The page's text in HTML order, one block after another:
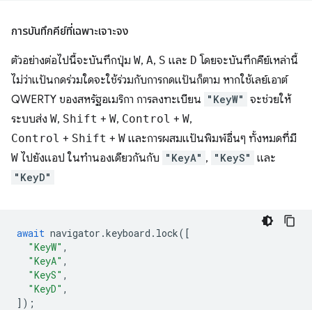
การบันทึกคีย์ที่เฉพาะเจาะจง
ตัวอย่างต่อไปนี้จะบันทึกปุ่ม W, A, S และ D โดยจะบันทึกคีย์เหล่านี้
ไม่ว่าแป้นกดร่วมใดจะใช้ร่วมกับการกดแป้นก็ตาม หากใช้เลย์เอาต์
QWERTY ของสหรัฐอเมริกา การลงทะเบียน "KeyW" จะช่วยให้
ระบบส่ง W, Shift + W, Control + W,
Control + Shift + W และการผสมแป้นพิมพ์อื่นๆ ทั้งหมดที่มี
W ไปยังแอป ในทำนองเดียวกันกับ "KeyA" , "KeyS" และ
"KeyD"
await navigator .keyboard . lock([
"KeyW" ,
"KeyA" ,
"KeyS" ,
"KeyD" ,
]);